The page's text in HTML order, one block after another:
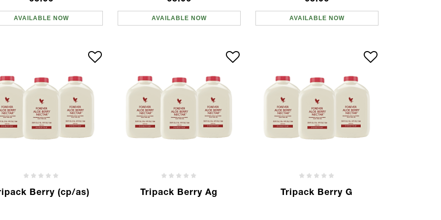
AVAILABLE NOW AVAILABLE NOW AVAILABLE NOW
Berry (cp/as) Tripack Berry Ag Tripack Berry G